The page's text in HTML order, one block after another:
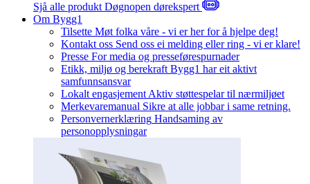
Sjå alle produkt Døgnopen dørekspert
Om Bygg1
Tilsette Møt folka våre - vi er her for å hjelpe deg!
Kontakt oss Send oss ei melding eller ring - vi er klare!
Presse For media og presseførespurnader
Etikk, miljø og berekraft Bygg1 har eit aktivt
samfunnsansvar
Lokalt engasjement Aktiv støttespelar til nærmiljøet
Merkevaremanual Sikre at alle jobbar i same retning.
Personvernerklæring Handsaming av
personopplysningar